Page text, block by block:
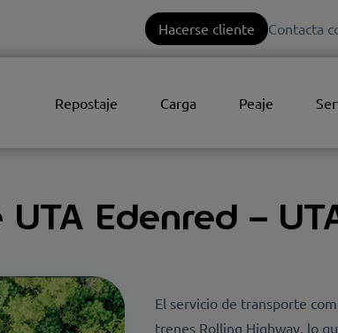
Hacerse cliente Contacta
Repostaje Carga Peaje
Edenred –
El servicio de transporte
trenes Rolling Highway, lo